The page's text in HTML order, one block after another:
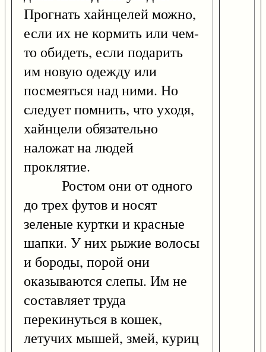
Прогнать хайнцелей можно,
если их не кормить или чем-
то обидеть, если подарить
им новую одежду или
посмеяться над ними. Но
следует помнить, что уходя,
хайнцели обязательно
наложат на людей
проклятие.
Ростом они от одного
до трех футов и носят
зеленые куртки и красные
шапки. У них рыжие волосы
и бороды, порой они
оказываются слепы. Им не
составляет труда
перекинуться в кошек,
летучих мышей, змей, куриц